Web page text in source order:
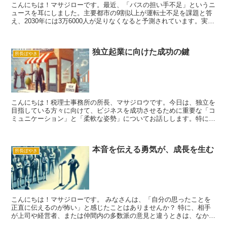
こんにちは！マサジローです。最近、「バスの担い手不足」というニ
ュースを耳にしました。主要都市の9割以上が運転士不足を課題と答
え、2030年には3万6000人が足りなくなると予測されています。実
所長ぼやき 独立起業に向けた成功の鍵
こんにちは！税理士事務所の所長、マサジロウです。今日は、独立を
目指している方々に向けて、ビジネスを成功させるために重要な「コ
ミュニケーション」と「柔軟な姿勢」についてお話しします。特に、
所長ぼやき 本音を伝える勇気が、成長を生む
こんにちは！マサジローです。 みなさんは、「自分の思ったことを
正直に伝えるのが怖い」と感じたことはありませんか？ 特に、相手
が上司や経営者、または仲間内の多数派の意見と違うときは、なかな